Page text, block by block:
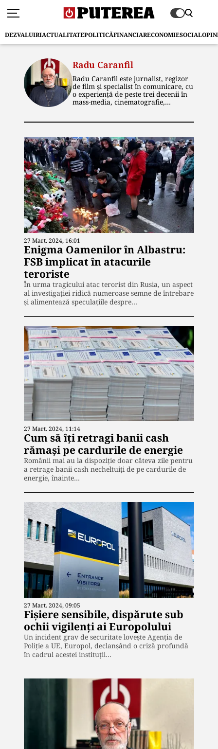
DEZVALUIRIACTUALITATEPOLITICĂFINANCIARECONOMIESOCIAL
Radu Caranfil
Radu Caranfil este jurnalist, regizor
de film și specialist în comunicare, cu
o experiență de peste trei decenii în
mass-media, cinematografie,
Teatrală și Cinematografică „I.L.
nota 10 la examenul de diplomă, și-a
început cariera la Centrul de
Producție Cinematografică Buftea. A
ocupat ulterior funcții de conducere
editorială și artistică în domeniul
televiziunii și în agenții de
publicitate, coordonând producții
audiovizuale, campanii de imagine,
publicitare și electorale. A fost expert
în cooperare culturală internațională
la Institutul Cultural Român. În
prezent este senior editor al
publicației „Puterea”, unde scrie
îndeosebi despre politică, societate și
actualitate internațională. Este
pasionat de cinematografie,
literatură, muzică și noile tehnologii.
27 Mart. 2024, 16:01
Enigma Oamenilor în Albastru:
FSB implicat în atacurile
teroriste
În urma tragicului atac terorist din Rusia, un aspect
al investigației ridică numeroase semne de întrebare
și alimentează speculațiile despre…
27 Mart. 2024, 11:14
Cum să îți retragi banii cash
rămași pe cardurile de energie
Românii mai au la dispoziție doar câteva zile pentru
a retrage banii cash necheltuiți de pe cardurile de
energie, înainte…
27 Mart. 2024, 09:05
Fișiere sensibile, dispărute sub
ochii vigilenți ai Europolului
Un incident grav de securitate lovește Agenția de
Poliție a UE, Europol, declanșând o criză profundă
în cadrul acestei instituții…